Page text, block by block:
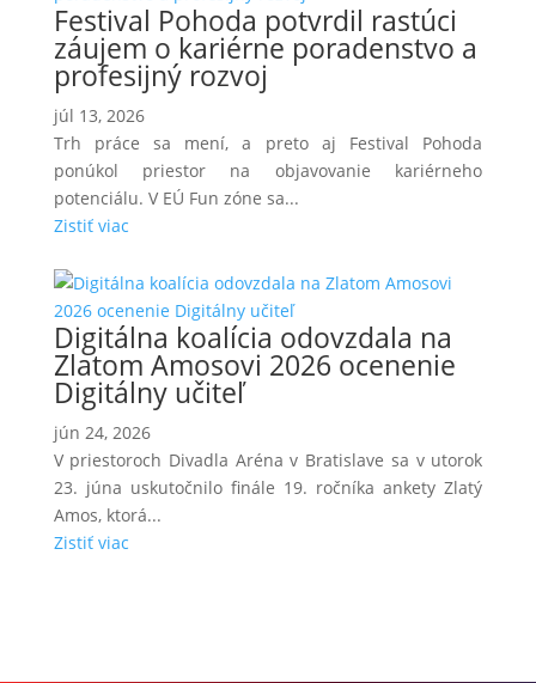
Festival Pohoda potvrdil rastúci
záujem o kariérne poradenstvo a
profesijný rozvoj
júl 13, 2026
Trh práce sa mení, a preto aj Festival Pohoda
ponúkol priestor na objavovanie kariérneho
potenciálu. V EÚ Fun zóne sa...
Zistiť viac
Digitálna koalícia odovzdala na
Zlatom Amosovi 2026 ocenenie
Digitálny učiteľ
jún 24, 2026
V priestoroch Divadla Aréna v Bratislave sa v utorok
23. júna uskutočnilo finále 19. ročníka ankety Zlatý
Amos, ktorá...
Zistiť viac